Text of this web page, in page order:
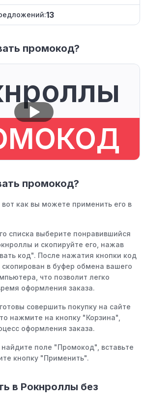
13
промокод?
промокод?
вот как вы можете применить его в
списка выберите понравившийся
и скопируйте его, нажав
код". После нажатия кнопки код
скопирован в буфер обмена вашего
что позволит легко
оформления заказа.
совершить покупку на сайте
нажмите на кнопку "Корзина",
оформления заказа.
поле "Промокод", вставьте
кнопку "Применить".
в Рокнроллы без